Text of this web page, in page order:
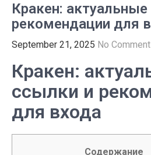
Кракен:
рекомендации для
September 21, 2025 No
Кракен:
ссылки и
для входа
Содержание